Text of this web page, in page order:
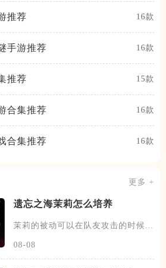
推荐 16款
手游推荐 16款
推荐 15款
合集推荐 16款
合集推荐 16款
更多 +
遗忘之海茉莉怎么培养
茉莉的被动可以在队友攻击的时候，
08-08